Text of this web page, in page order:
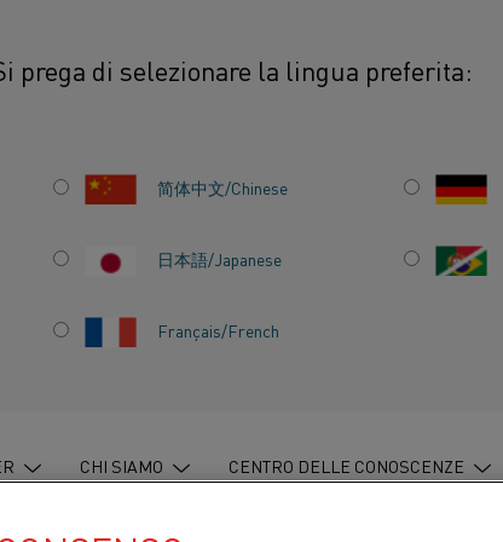
prega di selezionare la lingua preferita:
简体中文/Chinese
日本語/Japanese
Français/French
CHI SIAMO CENTRO DELLE CONOSCENZE
Tubothal® e elementi riscaldanti industriali a cartuccia
compatte per
baionetta o a
Questi riscaldatori